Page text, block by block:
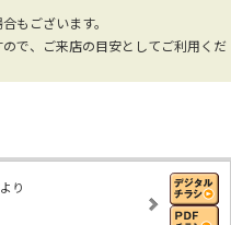
もございます。
で、ご来店の目安としてご利用くだ
り